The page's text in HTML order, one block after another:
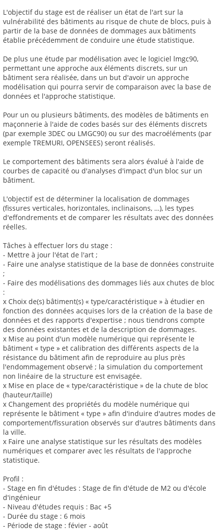
L'objectif du stage est de réaliser un état de l'art sur la
vulnérabilité des bâtiments au risque de chute de blocs, puis à
partir de la base de données de dommages aux bâtiments
établie précédemment de conduire une étude statistique.
De plus une étude par modélisation avec le logiciel lmgc90,
permettant une approche aux éléments discrets, sur un
bâtiment sera réalisée, dans un but d'avoir un approche
modélisation qui pourra servir de comparaison avec la base de
données et l'approche statistique.
Pour un ou plusieurs bâtiments, des modèles de bâtiments en
maçonnerie à l'aide de codes basés sur des éléments discrets
(par exemple 3DEC ou LMGC90) ou sur des macroéléments (par
exemple TREMURI, OPENSEES) seront réalisés.
Le comportement des bâtiments sera alors évalué à l'aide de
courbes de capacité ou d'analyses d'impact d'un bloc sur un
bâtiment.
L'objectif est de déterminer la localisation de dommages
(fissures verticales, horizontales, inclinaisons, …), les types
d'effondrements et de comparer les résultats avec des données
réelles.
Tâches à effectuer lors du stage :
- Mettre à jour l'état de l'art ;
- Faire une analyse statistique de la base de données construite
;
- Faire des modélisations des dommages liés aux chutes de bloc
:
x Choix de(s) bâtiment(s) « type/caractéristique » à étudier en
fonction des données acquises lors de la création de la base de
données et des rapports d'expertise ; nous tiendrons compte
des données existantes et de la description de dommages.
x Mise au point d'un modèle numérique qui représente le
bâtiment « type » et calibration des différents aspects de la
résistance du bâtiment afin de reproduire au plus près
l'endommagement observé ; la simulation du comportement
non linéaire de la structure est envisagée.
x Mise en place de « type/caractéristique » de la chute de bloc
(hauteur/taille)
x Changement des propriétés du modèle numérique qui
représente le bâtiment « type » afin d'induire d'autres modes de
comportement/fissuration observés sur d'autres bâtiments dans
la ville.
x Faire une analyse statistique sur les résultats des modèles
numériques et comparer avec les résultats de l'approche
statistique.
Profil :
- Stage en fin d'études : Stage de fin d'étude de M2 ou d'école
d'ingénieur
- Niveau d'études requis : Bac +5
- Durée du stage : 6 mois
- Période de stage : févier - août